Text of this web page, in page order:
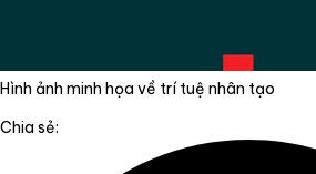
Hình ảnh minh họa về trí tuệ nhân tạo
Chia sẻ: